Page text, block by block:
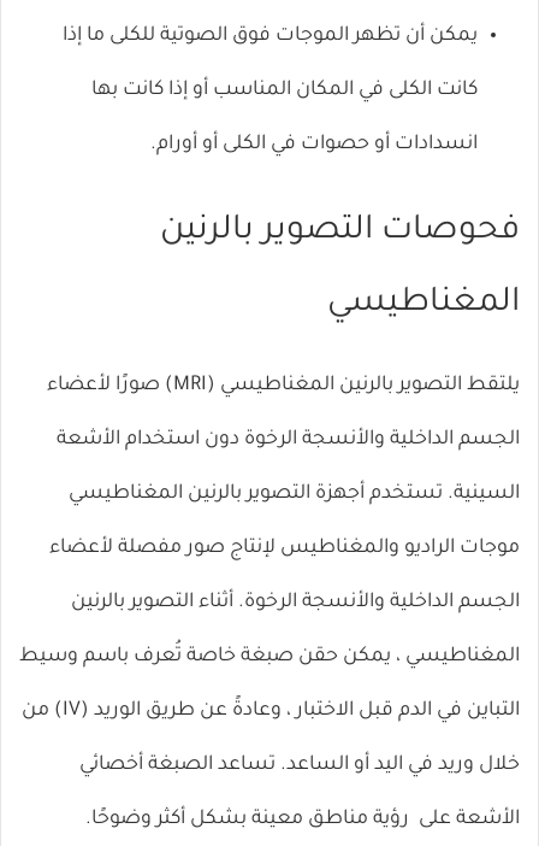
يمكن أن تظهر الموجات فوق الصوتية للكلى ما إذا
كانت الكلى في المكان المناسب أو إذا كانت بها
انسدادات أو حصوات في الكلى أو أورام.
فحوصات التصوير بالرنين
المغناطيسي
يلتقط التصوير بالرنين المغناطيسي (MRI) صورًا لأعضاء
الجسم الداخلية والأنسجة الرخوة دون استخدام الأشعة
السينية. تستخدم أجهزة التصوير بالرنين المغناطيسي
موجات الراديو والمغناطيس لإنتاج صور مفصلة لأعضاء
الجسم الداخلية والأنسجة الرخوة. أثناء التصوير بالرنين
المغناطيسي ، يمكن حقن صبغة خاصة تُعرف باسم وسيط
التباين في الدم قبل الاختبار ، وعادةً عن طريق الوريد (IV) من
خلال وريد في اليد أو الساعد. تساعد الصبغة أخصائي
الأشعة على رؤية مناطق معينة بشكل أكثر وضوحًا.